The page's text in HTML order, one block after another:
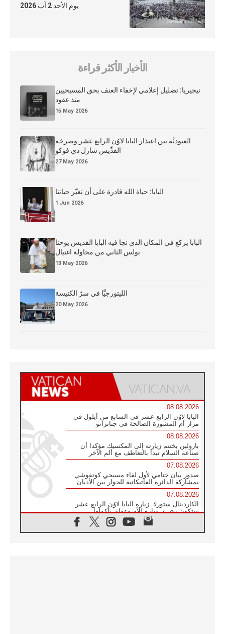
يوم الأحد 2 آب 2026
الأخبار الأكثر قراءة
نيجيريا: تضليل إعلامي لإخفاء العنف بحق المسيحيين
منذ عقود
15 May 2026
العبوديَّة بين اعتذار البابا لاوُن الرابع عشر وصرخة
القدِّيس شارل دي فوكو
27 May 2026
البابا: حياة الله قادرة على أن تغيّر حياتنا
1 Jun 2026
البابا يركع في المكان الذي نجا فيه البابا القديس يوحنا
بولس الثاني من محاولة اغتيال
13 May 2026
الليتورجيَّا في سرّ الكنيسة
20 May 2026
08.08.2026
البابا لاوُن الرابع عشر في السابع من أيلول في
مزار أم المشورة الصالحة في جناتزانو
08.08.2026
بارولين يختتم زيارته إلى المكسيك مؤكدا أن
صناعة السلام تبدأ بالتعاطف مع ألم الآخر
07.08.2026
صدور بيان ختامي لأول لقاء مسيحي كونفوشي
بمشاركة الدائرة الفاتيكانية للحوار بين الأديان
07.08.2026
الكاردينال ستورلا: زيارة البابا لاوُن الرابع عشر
ستكون بشرى سارة للأوروغواي بأكملها
الفاتيكان يعلن برنامج الزيارة الرسولية للبابا لاوُن